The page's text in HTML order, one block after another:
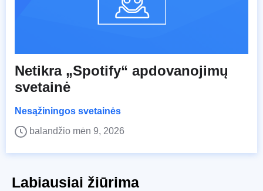
Netikra „Spotify“ apdovanojimų
svetainė
Nesąžiningos svetainės
balandžio mėn 9, 2026
Labiausiai žiūrima